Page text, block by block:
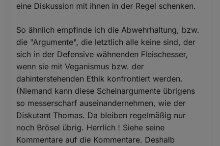
eine Diskussion mit ihnen in der Regel schenken.
So ähnlich empfinde ich die Abwehrhaltung, bzw.
die "Argumente", die letztlich alle keine sind, der
sich in der Defensive wähnenden Fleischesser,
wenn sie mit Veganismus bzw. der
dahinterstehenden Ethik konfrontiert werden.
(Niemand kann diese Scheinargumente übrigens
so messerscharf auseinandernehmen, wie der
Diskutant Thomas. Da bleiben regelmäßig nur
noch Brösel übrig. Herrlich ! Siehe seine
Kommentare auf die Kommentare. Deshalb